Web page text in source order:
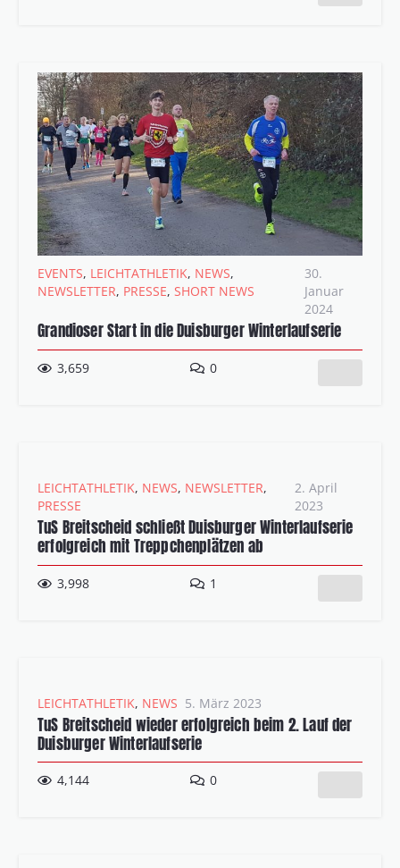
EVENTS, LEICHTATHLETIK, NEWS,
NEWSLETTER, PRESSE, SHORT NEWS
30.
Januar
2024
Grandioser Start in die Duisburger Winterlaufserie
3,659 0
LEICHTATHLETIK, NEWS, NEWSLETTER,
PRESSE
2. April
2023
TuS Breitscheid schließt Duisburger Winterlaufserie
erfolgreich mit Treppchenplätzen ab
3,998 1
LEICHTATHLETIK, NEWS 5. März 2023
TuS Breitscheid wieder erfolgreich beim 2. Lauf der
Duisburger Winterlaufserie
4,144 0